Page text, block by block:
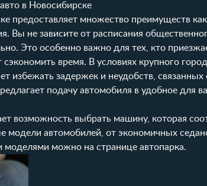
в Новосибирске
предоставляет множество преимуществ
Вы не зависите от расписания
Это особенно важно для тех, кто
время. В условиях крупного
избежать задержек и неудобств,
подачу автомобиля в удобное для
возможность выбрать машину, которая
модели автомобилей, от экономичных
моделями можно на странице автопарка.